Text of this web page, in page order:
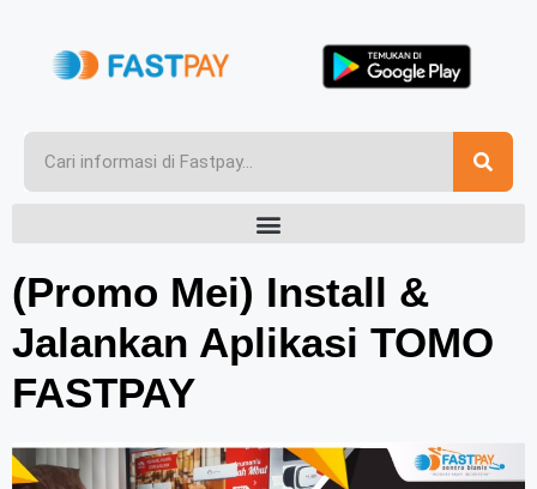
(Promo Mei) Install &
Jalankan Aplikasi TOMO
FASTPAY